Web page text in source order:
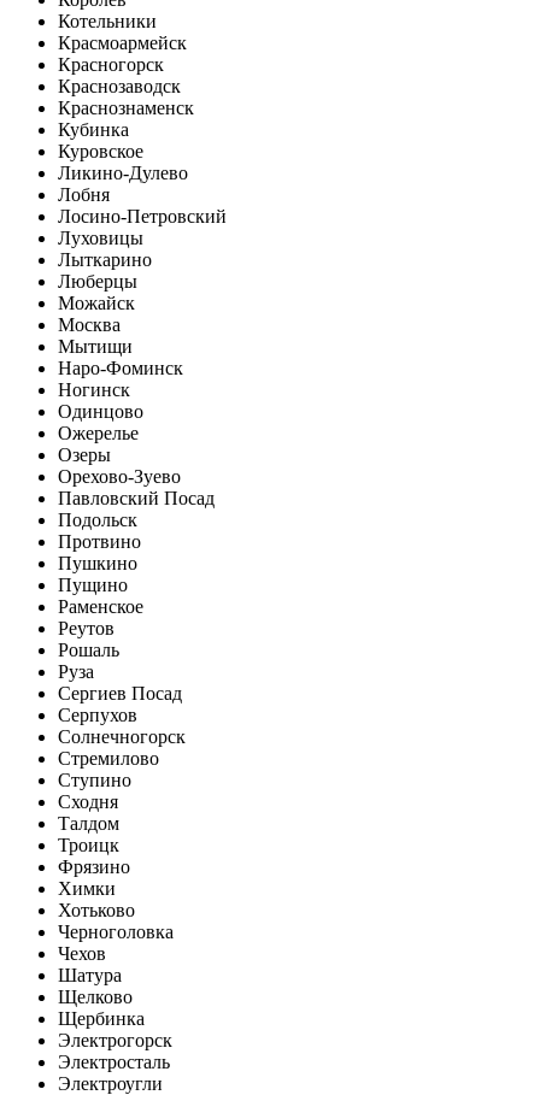
Котельники
Красмоармейск
Красногорск
Краснозаводск
Краснознаменск
Кубинка
Куровское
Ликино-Дулево
Лобня
Лосино-Петровский
Луховицы
Лыткарино
Люберцы
Можайск
Москва
Мытищи
Наро-Фоминск
Ногинск
Одинцово
Ожерелье
Озеры
Орехово-Зуево
Павловский Посад
Подольск
Протвино
Пушкино
Пущино
Раменское
Реутов
Рошаль
Руза
Сергиев Посад
Серпухов
Солнечногорск
Стремилово
Ступино
Сходня
Талдом
Троицк
Фрязино
Химки
Хотьково
Черноголовка
Чехов
Шатура
Щелково
Щербинка
Электрогорск
Электросталь
Электроугли